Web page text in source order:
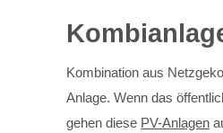
Kombination aus
Anlage. Wenn das
gehen diese PV-Anlagen